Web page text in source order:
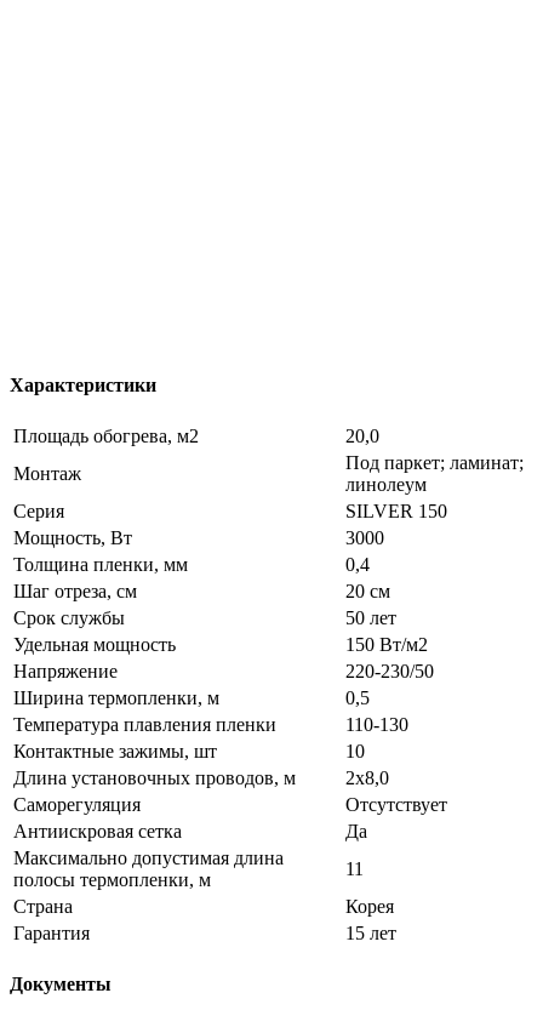
Характеристики
Площадь обогрева, м2
20,0
Монтаж
Под паркет; ламинат;
линолеум
Серия
SILVER 150
Мощность, Вт
3000
Толщина пленки, мм
0,4
Шаг отреза, см
20 см
Срок службы
50 лет
Удельная мощность
150 Вт/м2
Напряжение
220-230/50
Ширина термопленки, м
0,5
Температура плавления пленки
110-130
Контактные зажимы, шт
10
Длина установочных проводов, м
2х8,0
Саморегуляция
Отсутствует
Антиискровая сетка
Да
Максимально допустимая длина
полосы термопленки, м
11
Страна
Корея
Гарантия
15 лет
Документы